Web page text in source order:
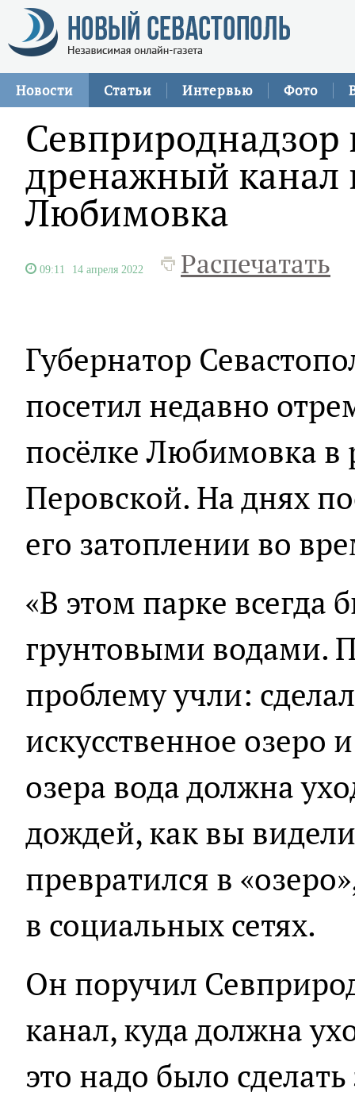
Новости Статьи Интервью Фото
Севприроднадзор
дренажный канал
Любимовка
09:11 14 апреля 2022 Распечатать
Губернатор
посетил недавно
посёлке Любимовка
Перовской. На днях
его затоплении во
«В этом парке всегда
грунтовыми водами.
проблему учли:
искусственное озеро
озера вода должна
дождей, как вы
превратился в
в социальных сетях.
Он поручил
канал, куда должна
это надо было